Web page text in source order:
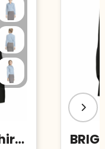
EDEN - EDEN dames shirt 140g